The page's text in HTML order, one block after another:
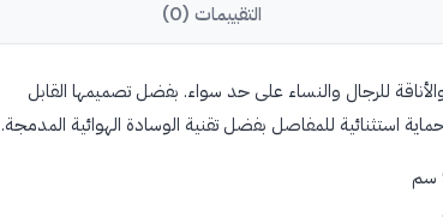
التقييمات (0)
للرجال والنساء على حد سواء. بفضل تصميمها القابل
استثنائية للمفاصل بفضل تقنية الوسادة الهوائية المدمجة.